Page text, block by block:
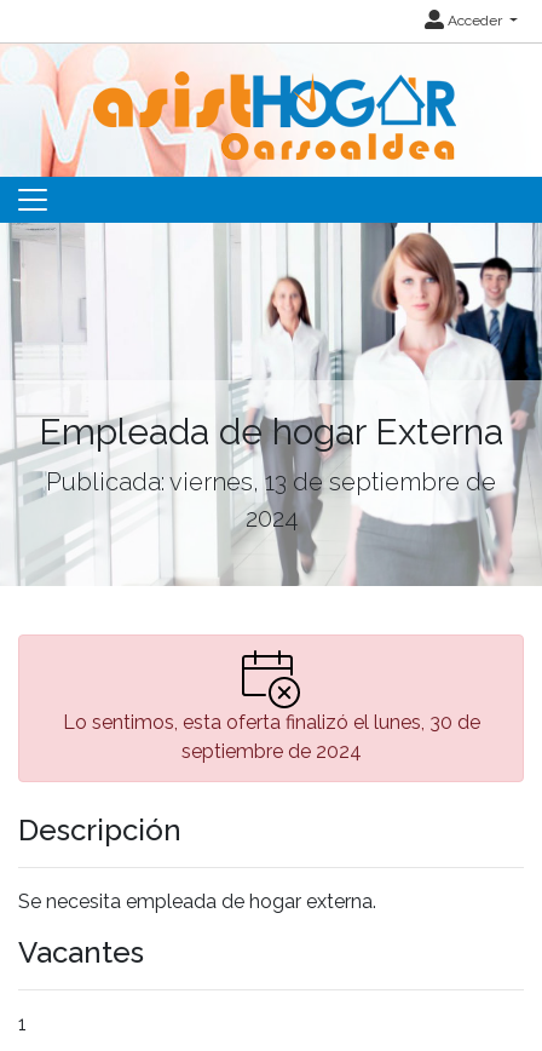
Acceder
Empleada de hogar Externa
Publicada: viernes, 13 de septiembre de
2024
Lo sentimos, esta oferta finalizó el lunes, 30 de
septiembre de 2024
Descripción
Se necesita empleada de hogar externa.
Vacantes
1